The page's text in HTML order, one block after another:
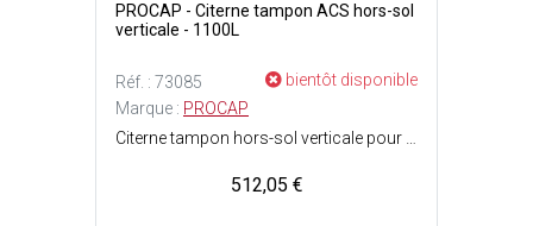
PROCAP - Citerne tampon ACS hors-sol
verticale - 1100L
Réf. : 73085
bientôt disponible
Marque : PROCAP
512,05 €